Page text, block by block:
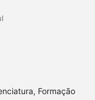
Formação